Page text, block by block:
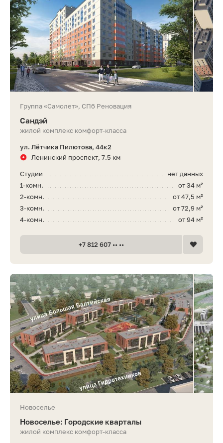
Группа «Самолет», СПб Реновация
Сандэй
жилой комплекс комфорт-класса
ул. Лётчика Пилютова, 44к2
Ленинский проспект, 7.5 км
нет данных
Студии
от 34 м²
1-комн.
от 47,5 м²
2-комн.
от 72,9 м²
3-комн.
от 94 м²
4-комн.
+7 812 607 •• ••
Новоселье
Новоселье: Городские кварталы
жилой комплекс комфорт-класса